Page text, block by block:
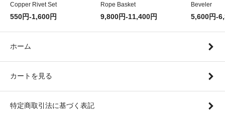
Copper Rivet Set
550円-1,600円
Rope Basket
9,800円-11,400円
Beveler
5,600円-
ホーム
カートを見る
特定商取引法に基づく表記